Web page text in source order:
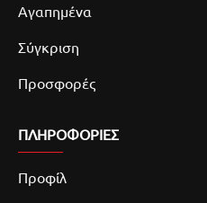
Αγαπημένα
Σύγκριση
Προσφορές
ΠΛΗΡΟΦΟΡΙΕΣ
Προφίλ